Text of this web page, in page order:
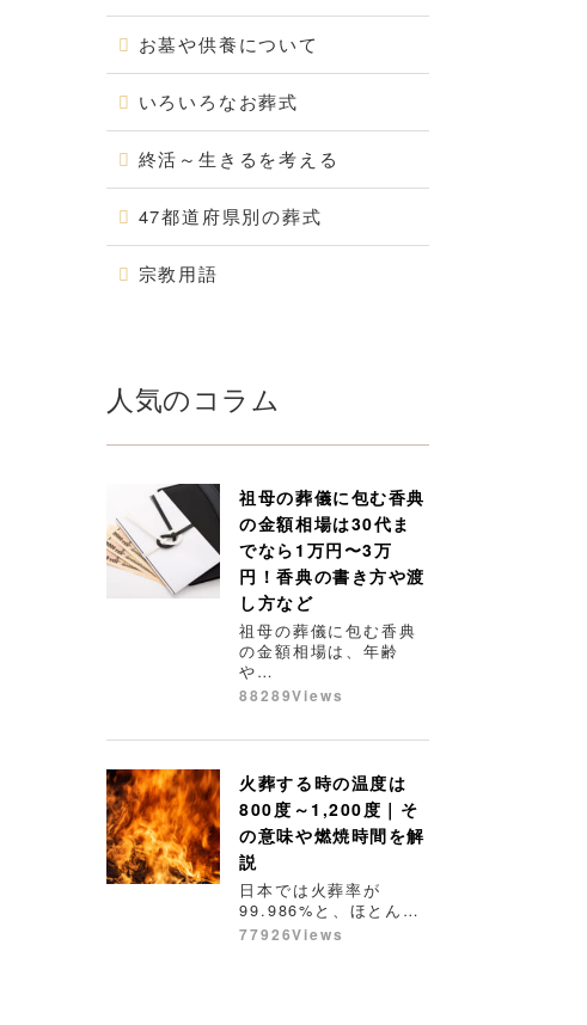
お墓や供養について
いろいろなお葬式
終活～生きるを考える
47都道府県別の葬式
宗教用語
人気のコラム
祖母の葬儀に包む香典
の金額相場は30代ま
でなら1万円〜3万
円！香典の書き方や渡
し方など
祖母の葬儀に包む香典
の金額相場は、年齢
や…
88289Views
火葬する時の温度は
800度～1,200度｜そ
の意味や燃焼時間を解
説
日本では火葬率が
99.986%と、ほとん…
77926Views